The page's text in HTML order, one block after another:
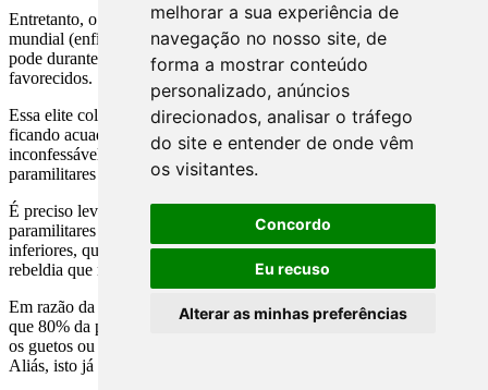
melhorar a sua experiência de
navegação no nosso site, de
forma a mostrar conteúdo
personalizado, anúncios
direcionados, analisar o tráfego
do site e entender de onde vêm
os visitantes.
Concordo
Eu recuso
Alterar as minhas preferências
Entretanto, o grande detalhe é que a elite econômica e política
mundial (enfim, a oligárquica elite escravocrata) acha que ainda
pode durante séculos manipular a opinião e a vontade dos menos
favorecidos.
Essa elite colecionadora de riquezas não consegue enxergar que está
ficando acuada em seus condomínios fechados ou em suas ilhas do
inconfessável, por enquanto eficientemente protegida por forças
paramilitares e também governamentais.
É preciso levar em conta que nas forças policiais, militares e
paramilitares existe grandioso número de pessoas vindas das classes
inferiores, que podem de uma hora para outra apelarem para a
rebeldia que no passado era fácil de controlar.
Em razão da crescente quantidade de pobres, que pode ser maior
que 80% da população mundial, ninguém mais conseguirá dominar
os guetos ou as comunidades em que estão os menos aquinhoados.
Aliás, isto já está acontecendo no Brasil.